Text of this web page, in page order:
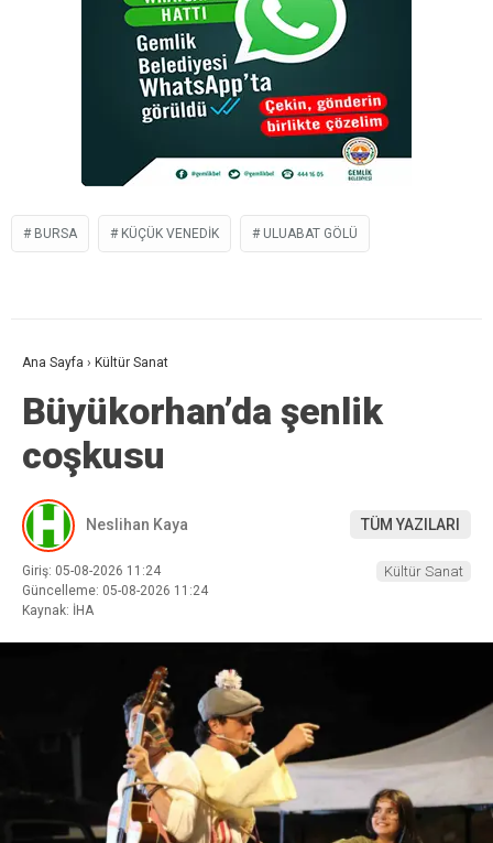
BURSA KÜÇÜK VENEDIK ULUABAT GÖLÜ
Ana Sayfa › Kültür Sanat
Büyükorhan’da şenlik
coşkusu
Neslihan Kaya TÜM YAZILARI
Giriş: 05-08-2026 11:24
Güncelleme: 05-08-2026 11:24
Kaynak: İHA
Kültür Sanat